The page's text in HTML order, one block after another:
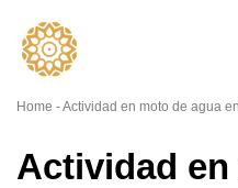
contenido
Home -Actividad en moto de agua
Actividad